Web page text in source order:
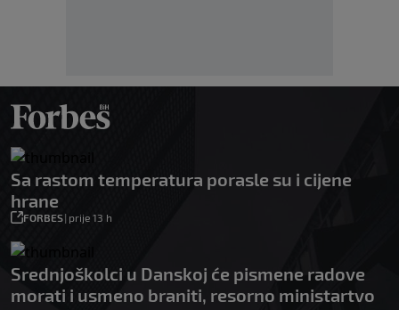
Sa rastom temperatura porasle su i cijene
hrane
FORBES| prije 13 h
Srednjoškolci u Danskoj će pismene radove
morati i usmeno braniti, resorno ministartvo